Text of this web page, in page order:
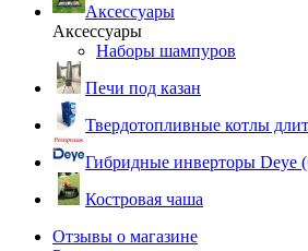
Аксессуары
Аксессуары
Наборы шампуров
Печи под казан
Твердотопливные котлы
Гибридные инверторы Deye
Костровая чаша
Отзывы о магазине